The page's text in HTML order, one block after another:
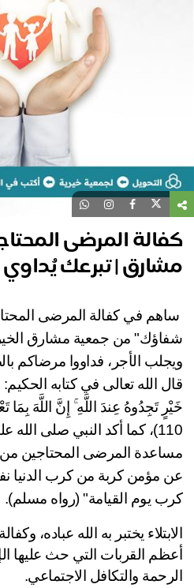
المرضى
| تبرعك يُداوي
في كفالة المرضى
من جمعية مشارق الخيرية.
الأجر، فداووا مرضاكم
الله تعالى في كتابه الحكيم:"
تَجِدُوهُ عِندَ اللَّهِ ۚ إِنَّ اللَّهَ بِمَا
110)، كما أكد النبي صلى الله
المرضى المحتاجين من
مؤمن كربة من كرب الدنيا نفس
يوم القيامة" (رواه مسلم).
والتكافل الاجتماعي.